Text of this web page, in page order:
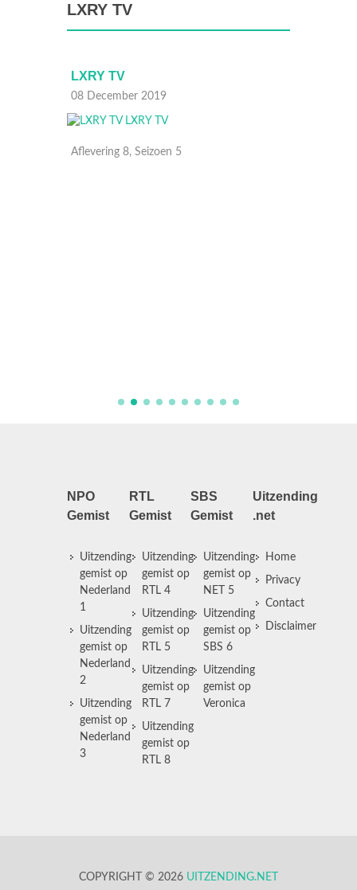
LXRY TV
LXRY TV
08 December 2019
Aflevering 8, Seizoen 5
NPO
Gemist
Uitzending
gemist op
Nederland
1
Uitzending
gemist op
Nederland
2
Uitzending
gemist op
Nederland
3
RTL
Gemist
Uitzending
gemist op
RTL 4
Uitzending
gemist op
RTL 5
Uitzending
gemist op
RTL 7
Uitzending
gemist op
RTL 8
SBS
Gemist
Uitzending
gemist op
NET 5
Uitzending
gemist op
SBS 6
Uitzending
gemist op
Veronica
Uitzending
.net
Home
Privacy
Contact
Disclaimer
COPYRIGHT © 2026 UITZENDING.NET